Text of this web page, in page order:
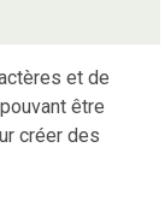
et de
être
créer des